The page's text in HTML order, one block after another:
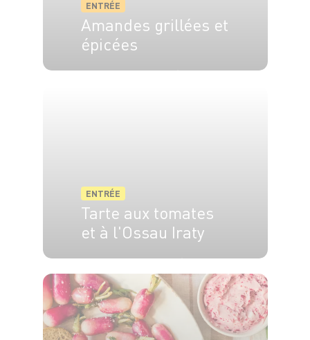
ENTRÉE
Amandes grillées et
épicées
ENTRÉE
Tarte aux tomates
et à l'Ossau Iraty